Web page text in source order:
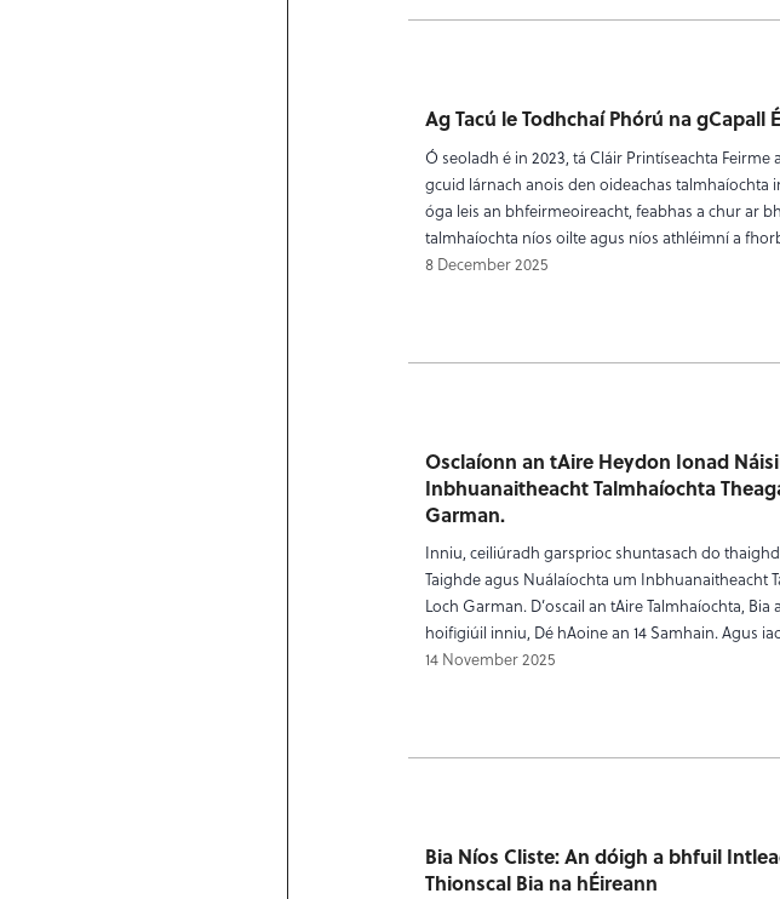
Ag Tacú le Todhchaí Phórú na gCapall
Ó seoladh é in 2023, tá Cláir Printíseachta
gcuid lárnach anois den oideachas
óga leis an bhfeirmeoireacht, feabhas a chur ar
talmhaíochta níos oilte agus níos athléimní a
8 December 2025
Osclaíonn an tAire Heydon Ionad
Inbhuanaitheacht Talmhaíochta
Garman.
Inniu, ceiliúradh garsprioc shuntasach do
Taighde agus Nuálaíochta um Inbhuanaitheacht
Loch Garman. D’oscail an tAire Talmhaíochta,
hoifigiúil inniu, Dé hAoine an 14 Samhain. Agus
14 November 2025
Bia Níos Cliste: An dóigh a bhfuil
Thionscal Bia na hÉireann